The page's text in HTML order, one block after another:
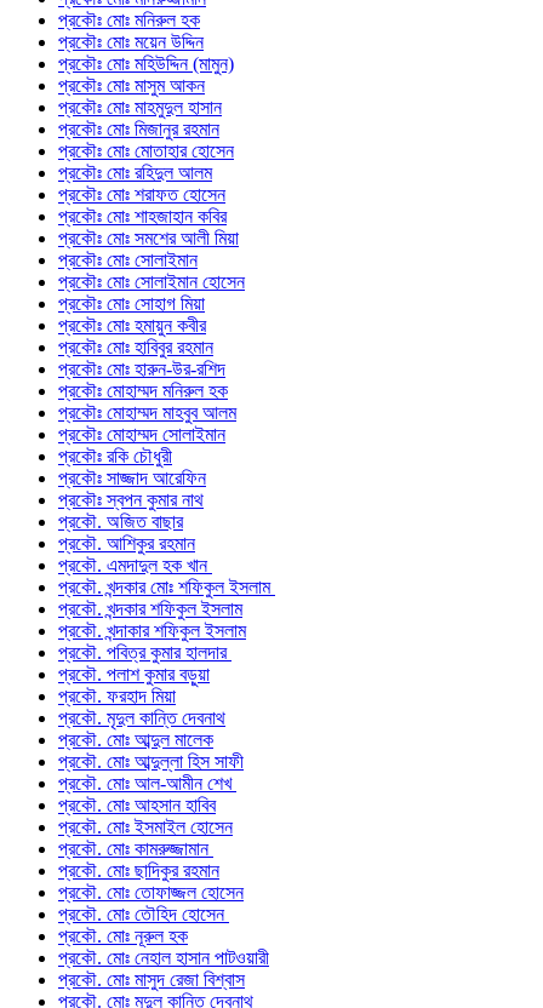
প্রকৌঃ মোঃ মনিরুল হক
প্রকৌঃ মোঃ ময়েন উদ্দিন
প্রকৌঃ মোঃ মহিউদ্দিন (মামুন)
প্রকৌঃ মোঃ মাসুম আকন
প্রকৌঃ মোঃ মাহমুদুল হাসান
প্রকৌঃ মোঃ মিজানুর রহমান
প্রকৌঃ মোঃ মোতাহার হোসেন
প্রকৌঃ মোঃ রহিদুল আলম
প্রকৌঃ মোঃ শরাফত হোসেন
প্রকৌঃ মোঃ শাহজাহান কবির
প্রকৌঃ মোঃ সমশের আলী মিয়া
প্রকৌঃ মোঃ সোলাইমান
প্রকৌঃ মোঃ সোলাইমান হোসেন
প্রকৌঃ মোঃ সোহাগ মিয়া
প্রকৌঃ মোঃ হমায়ুন কবীর
প্রকৌঃ মোঃ হাবিবুর রহমান
প্রকৌঃ মোঃ হারুন-উর-রশিদ
প্রকৌঃ মোহাম্মদ মনিরুল হক
প্রকৌঃ মোহাম্মদ মাহবুব আলম
প্রকৌঃ মোহাম্মদ সোলাইমান
প্রকৌঃ রকি চৌধুরী
প্রকৌঃ সাজ্জাদ আরেফিন
প্রকৌঃ স্বপন কুমার নাথ
প্রকৌ. অজিত বাছার
প্রকৌ. আশিকুর রহমান
প্রকৌ. এমদাদুল হক খান
প্রকৌ. খন্দকার মোঃ শফিকুল ইসলাম
প্রকৌ. খন্দকার শফিকুল ইসলাম
প্রকৌ. খন্দাকার শফিকুল ইসলাম
প্রকৌ. পবিত্র কুমার হালদার
প্রকৌ. পলাশ কুমার বড়ুয়া
প্রকৌ. ফরহাদ মিয়া
প্রকৌ. মৃদুল কান্তি দেবনাথ
প্রকৌ. মোঃ আব্দুল মালেক
প্রকৌ. মোঃ আব্দুল্লা হিস সাফী
প্রকৌ. মোঃ আল-আমীন শেখ
প্রকৌ. মোঃ আহসান হাবিব
প্রকৌ. মোঃ ইসমাইল হোসেন
প্রকৌ. মোঃ কামরুজ্জামান
প্রকৌ. মোঃ ছাদিকুর রহমান
প্রকৌ. মোঃ তোফাজ্জল হোসেন
প্রকৌ. মোঃ তৌহিদ হোসেন
প্রকৌ. মোঃ নূরুল হক
প্রকৌ. মোঃ নেহাল হাসান পাটওয়ারী
প্রকৌ. মোঃ মাসুদ রেজা বিশ্বাস
প্রকৌ. মোঃ মৃদুল কান্তি দেবনাথ